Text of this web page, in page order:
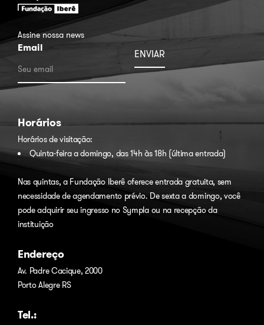
Assine nossa news
Email
Horários
Horários de visitação:
Quinta-feira a domingo, das 14h às 18h (última entrada)
Nas quintas, a Fundação Iberê oferece entrada gratuita, sem
necessidade de agendamento prévio. De sexta a domingo, você
pode adquirir seu ingresso no Symplaou na recepção da
instituição
Endereço
Av. Padre Cacique, 2000
Porto Alegre RS
Tel.: